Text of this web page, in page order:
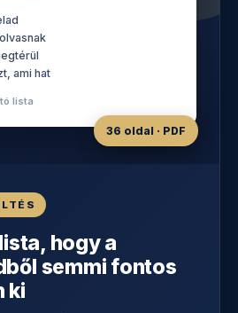
ami hat
lista
36 oldal · PDF
hogy a
semmi fontos
ki